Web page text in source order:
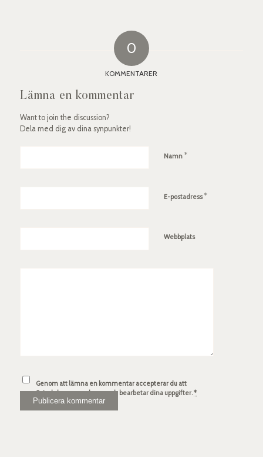
0
KOMMENTARER
Lämna en kommentar
Want to join the discussion?
Dela med dig av dina synpunkter!
Namn *
E-postadress*
Webbplats
Genom att lämna en kommentar accepterar du att
Spindelsven.com lagrar och bearbetar dina uppgifter.*